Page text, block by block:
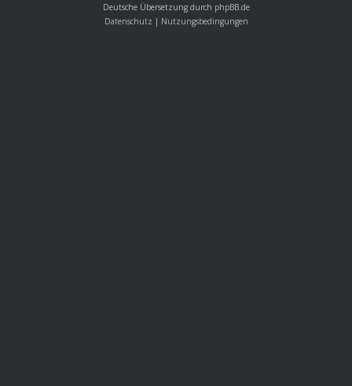
Deutsche Übersetzung durch phpBB.de
Datenschutz | Nutzungsbedingungen